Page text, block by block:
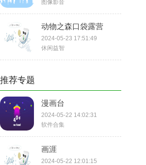
图像影音
动物之森口袋露营
2024-05-23 17:51:49
休闲益智
推荐专题
漫画台
2024-05-22 14:02:31
软件合集
画涯
2024-05-22 12:01:15